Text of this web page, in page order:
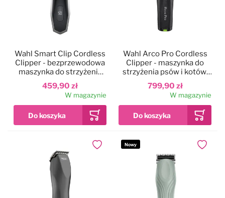
459,90 zł
Wahl Smart Clip Cordless
Clipper - bezprzewodowa
maszynka do strzyżenia
psa i kota, z regulowanym
ostrzem
W magazynie
799,90 zł
Wahl Arco Pro Cordless
Clipper - maszynka do
strzyżenia psów i kotów,
akumulatorowa
W magazynie
Dodaj do ulubionych
Nowy
Dodaj